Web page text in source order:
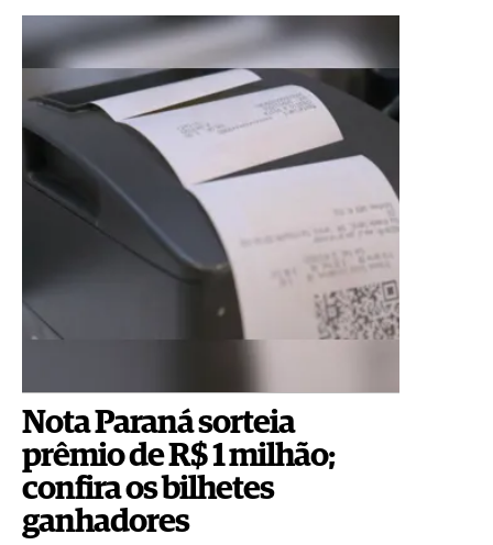
Nota Paraná sorteia
prêmio de R$ 1 milhão;
confira os bilhetes
ganhadores